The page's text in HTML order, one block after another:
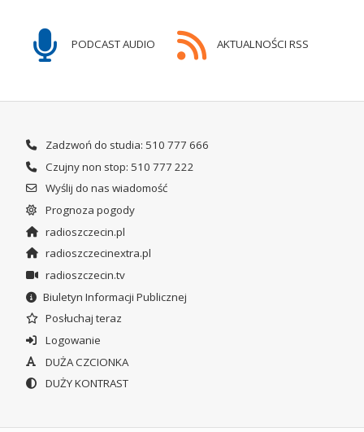
PODCAST AUDIO AKTUALNOŚCI RSS
Zadzwoń do studia: 510 777 666
Czujny non stop: 510 777 222
Wyślij do nas wiadomość
Prognoza pogody
radioszczecin.pl
radioszczecinextra.pl
radioszczecin.tv
Biuletyn Informacji Publicznej
Posłuchaj teraz
Logowanie
DUŻA CZCIONKA
DUŻY KONTRAST